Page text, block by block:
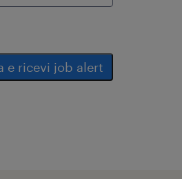
e ricevi job alert